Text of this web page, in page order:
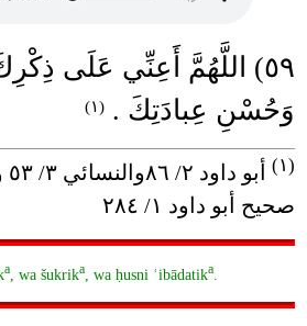
٥٩) اللَّهُمَّ أَعِنِّي عَلَى
وَحُسْنِ عِبادَتِكَ . (١)
(١)
صحيح أبو داود ١/ ٢٨٤
a, wa šukrika, wa ḥusni ʿibādatika.